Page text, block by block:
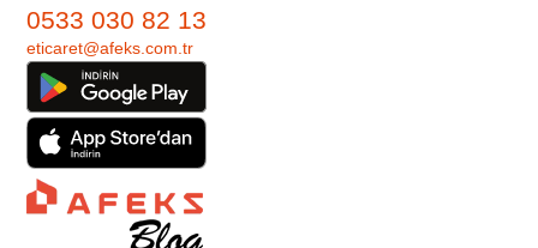
0533 030 82 13
eticaret@afeks.com.tr